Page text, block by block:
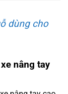
dùng cho
nâng tay